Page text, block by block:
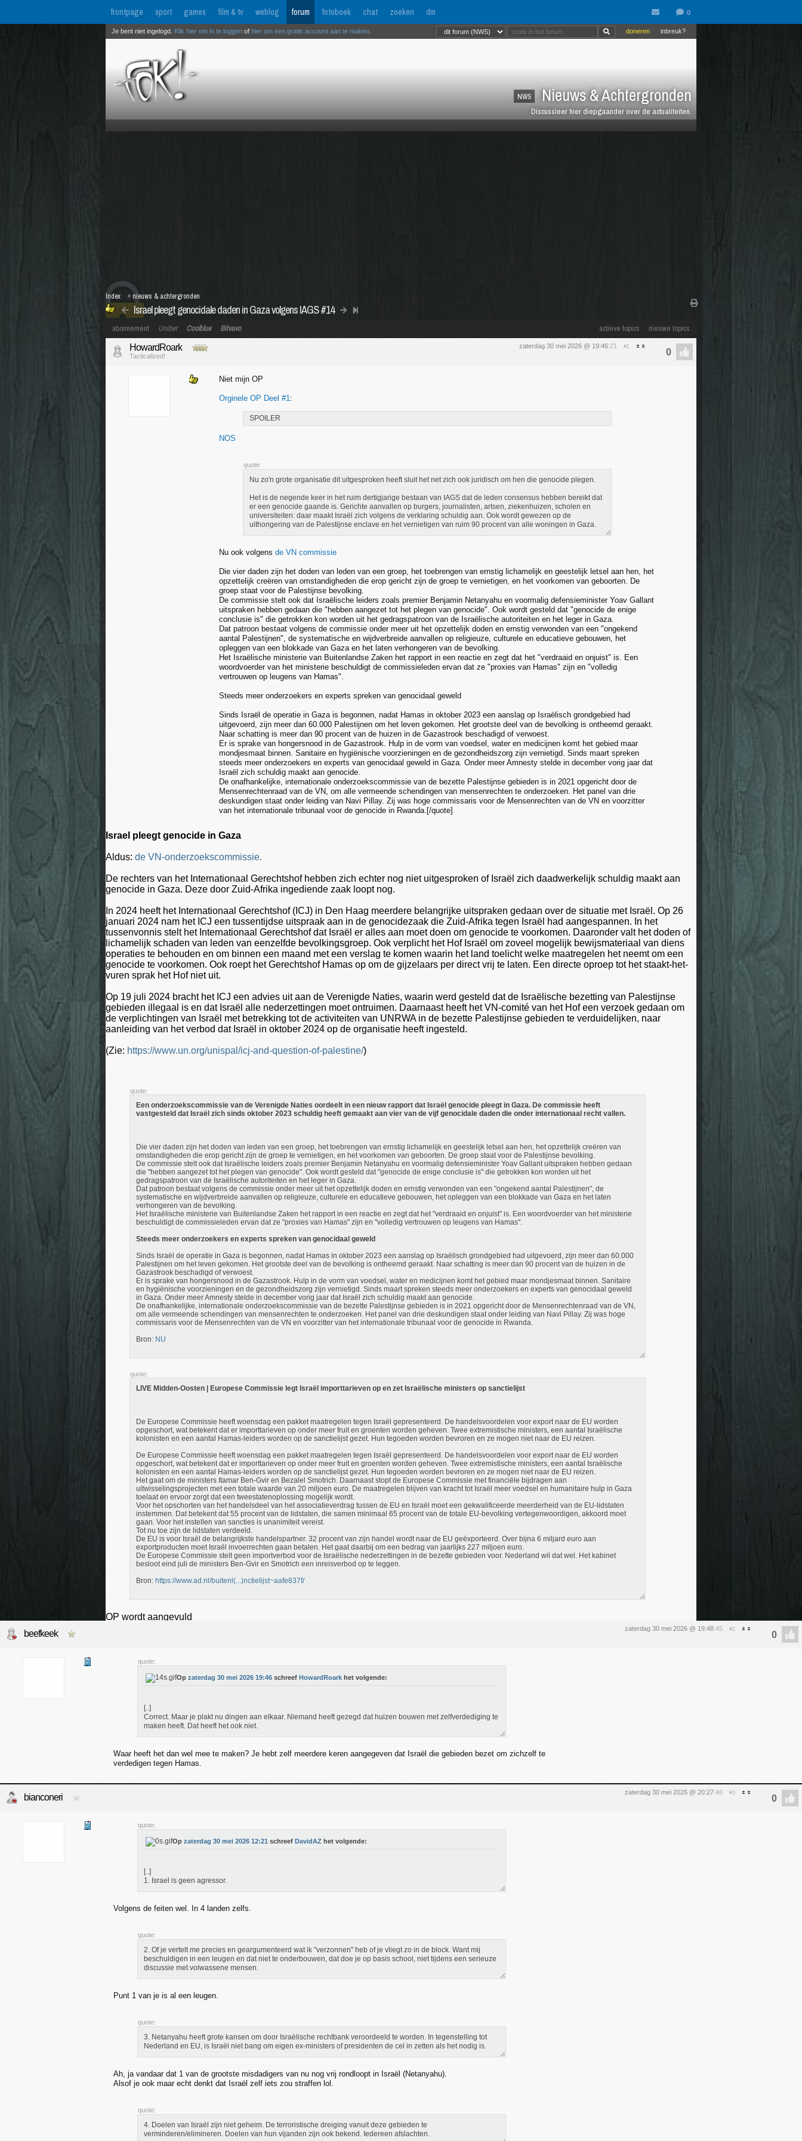
frontpage sport games film & tv weblog forum fotoboek chat zoeken dm
NWS Nieuws & Achtergronden
Discussieer hier diepgaander over de actualiteiten.
inbreuk?
doneren
Je bent niet ingelogd. Klik hier om in te loggen of hier om een gratis account aan te maken
Israel pleegt genocidale daden in Gaza volgens IAGS #14
Index » nieuws & achtergronden
actieve topics nieuwe topics
abonnement Unibet Coolblue Bitvavo
zaterdag 30 mei 2026 @ 19:46:21 #1
HowardRoark
Tacticalized!
Niet mijn OP
Orginele OP Deel #1:
SPOILER
NOS
quote:
Nu zo'n grote organisatie dit uitgesproken heeft sluit het net zich ook juridisch om hen die genocide plegen.
Het is de negende keer in het ruim dertigjarige bestaan van IAGS dat de leden consensus hebben bereikt dat
er een genocide gaande is. Gerichte aanvallen op burgers, journalisten, artsen, ziekenhuizen, scholen en
universiteiten: daar maakt Israël zich volgens de verklaring schuldig aan. Ook wordt gewezen op de
uithongering van de Palestijnse enclave en het vernietigen van ruim 90 procent van alle woningen in Gaza.
Nu ook volgens de VN commissie
Die vier daden zijn het doden van leden van een groep, het toebrengen van ernstig lichamelijk en geestelijk letsel aan hen, het
opzettelijk creëren van omstandigheden die erop gericht zijn de groep te vernietigen, en het voorkomen van geboorten. De
groep staat voor de Palestijnse bevolking.
De commissie stelt ook dat Israëlische leiders zoals premier Benjamin Netanyahu en voormalig defensieminister Yoav Gallant
uitspraken hebben gedaan die "hebben aangezet tot het plegen van genocide". Ook wordt gesteld dat "genocide de enige
conclusie is" die getrokken kon worden uit het gedragspatroon van de Israëlische autoriteiten en het leger in Gaza.
Dat patroon bestaat volgens de commissie onder meer uit het opzettelijk doden en ernstig verwonden van een "ongekend
aantal Palestijnen", de systematische en wijdverbreide aanvallen op religieuze, culturele en educatieve gebouwen, het
opleggen van een blokkade van Gaza en het laten verhongeren van de bevolking.
Het Israëlische ministerie van Buitenlandse Zaken het rapport in een reactie en zegt dat het "verdraaid en onjuist" is. Een
woordvoerder van het ministerie beschuldigt de commissieleden ervan dat ze "proxies van Hamas" zijn en "volledig
vertrouwen op leugens van Hamas".
Steeds meer onderzoekers en experts spreken van genocidaal geweld
Sinds Israël de operatie in Gaza is begonnen, nadat Hamas in oktober 2023 een aanslag op Israëlisch grondgebied had
uitgevoerd, zijn meer dan 60.000 Palestijnen om het leven gekomen. Het grootste deel van de bevolking is ontheemd geraakt.
Naar schatting is meer dan 90 procent van de huizen in de Gazastrook beschadigd of verwoest.
Er is sprake van hongersnood in de Gazastrook. Hulp in de vorm van voedsel, water en medicijnen komt het gebied maar
mondjesmaat binnen. Sanitaire en hygiënische voorzieningen en de gezondheidszorg zijn vernietigd. Sinds maart spreken
steeds meer onderzoekers en experts van genocidaal geweld in Gaza. Onder meer Amnesty stelde in december vorig jaar dat
Israël zich schuldig maakt aan genocide.
De onafhankelijke, internationale onderzoekscommissie van de bezette Palestijnse gebieden is in 2021 opgericht door de
Mensenrechtenraad van de VN, om alle vermeende schendingen van mensenrechten te onderzoeken. Het panel van drie
deskundigen staat onder leiding van Navi Pillay. Zij was hoge commissaris voor de Mensenrechten van de VN en voorzitter
van het internationale tribunaal voor de genocide in Rwanda.[/quote]
Israel pleegt genocide in Gaza
Aldus: de VN-onderzoekscommissie.
De rechters van het Internationaal Gerechtshof hebben zich echter nog niet uitgesproken of Israël zich daadwerkelijk schuldig maakt aan
genocide in Gaza. Deze door Zuid-Afrika ingediende zaak loopt nog.
In 2024 heeft het Internationaal Gerechtshof (ICJ) in Den Haag meerdere belangrijke uitspraken gedaan over de situatie met Israël. Op 26
januari 2024 nam het ICJ een tussentijdse uitspraak aan in de genocidezaak die Zuid-Afrika tegen Israël had aangespannen. In het
tussenvonnis stelt het Internationaal Gerechtshof dat Israël er alles aan moet doen om genocide te voorkomen. Daaronder valt het doden of
lichamelijk schaden van leden van eenzelfde bevolkingsgroep. Ook verplicht het Hof Israël om zoveel mogelijk bewijsmateriaal van diens
operaties te behouden en om binnen een maand met een verslag te komen waarin het land toelicht welke maatregelen het neemt om een
genocide te voorkomen. Ook roept het Gerechtshof Hamas op om de gijzelaars per direct vrij te laten. Een directe oproep tot het staakt-het-
vuren sprak het Hof niet uit.
Op 19 juli 2024 bracht het ICJ een advies uit aan de Verenigde Naties, waarin werd gesteld dat de Israëlische bezetting van Palestijnse
gebieden illegaal is en dat Israël alle nederzettingen moet ontruimen. Daarnaast heeft het VN-comité van het Hof een verzoek gedaan om
de verplichtingen van Israël met betrekking tot de activiteiten van UNRWA in de bezette Palestijnse gebieden te verduidelijken, naar
aanleiding van het verbod dat Israël in oktober 2024 op de organisatie heeft ingesteld.
(Zie: https://www.un.org/unispal/icj-and-question-of-palestine/)
quote:
Een onderzoekscommissie van de Verenigde Naties oordeelt in een nieuw rapport dat Israël genocide pleegt in Gaza. De commissie heeft
vastgesteld dat Israël zich sinds oktober 2023 schuldig heeft gemaakt aan vier van de vijf genocidale daden die onder internationaal recht vallen.
Die vier daden zijn het doden van leden van een groep, het toebrengen van ernstig lichamelijk en geestelijk letsel aan hen, het opzettelijk creëren van
omstandigheden die erop gericht zijn de groep te vernietigen, en het voorkomen van geboorten. De groep staat voor de Palestijnse bevolking.
De commissie stelt ook dat Israëlische leiders zoals premier Benjamin Netanyahu en voormalig defensieminister Yoav Gallant uitspraken hebben gedaan
die "hebben aangezet tot het plegen van genocide". Ook wordt gesteld dat "genocide de enige conclusie is" die getrokken kon worden uit het
gedragspatroon van de Israëlische autoriteiten en het leger in Gaza.
Dat patroon bestaat volgens de commissie onder meer uit het opzettelijk doden en ernstig verwonden van een "ongekend aantal Palestijnen", de
systematische en wijdverbreide aanvallen op religieuze, culturele en educatieve gebouwen, het opleggen van een blokkade van Gaza en het laten
verhongeren van de bevolking.
Het Israëlische ministerie van Buitenlandse Zaken het rapport in een reactie en zegt dat het "verdraaid en onjuist" is. Een woordvoerder van het ministerie
beschuldigt de commissieleden ervan dat ze "proxies van Hamas" zijn en "volledig vertrouwen op leugens van Hamas".
Steeds meer onderzoekers en experts spreken van genocidaal geweld
Sinds Israël de operatie in Gaza is begonnen, nadat Hamas in oktober 2023 een aanslag op Israëlisch grondgebied had uitgevoerd, zijn meer dan 60.000
Palestijnen om het leven gekomen. Het grootste deel van de bevolking is ontheemd geraakt. Naar schatting is meer dan 90 procent van de huizen in de
Gazastrook beschadigd of verwoest.
Er is sprake van hongersnood in de Gazastrook. Hulp in de vorm van voedsel, water en medicijnen komt het gebied maar mondjesmaat binnen. Sanitaire
en hygiënische voorzieningen en de gezondheidszorg zijn vernietigd. Sinds maart spreken steeds meer onderzoekers en experts van genocidaal geweld
in Gaza. Onder meer Amnesty stelde in december vorig jaar dat Israël zich schuldig maakt aan genocide.
De onafhankelijke, internationale onderzoekscommissie van de bezette Palestijnse gebieden is in 2021 opgericht door de Mensenrechtenraad van de VN,
om alle vermeende schendingen van mensenrechten te onderzoeken. Het panel van drie deskundigen staat onder leiding van Navi Pillay. Zij was hoge
commissaris voor de Mensenrechten van de VN en voorzitter van het internationale tribunaal voor de genocide in Rwanda.
Bron: NU
quote:
LIVE Midden-Oosten | Europese Commissie legt Israël importtarieven op en zet Israëlische ministers op sanctielijst
De Europese Commissie heeft woensdag een pakket maatregelen tegen Israël gepresenteerd. De handelsvoordelen voor export naar de EU worden
opgeschort, wat betekent dat er importtarieven op onder meer fruit en groenten worden geheven. Twee extremistische ministers, een aantal Israëlische
kolonisten en een aantal Hamas-leiders worden op de sanctielijst gezet. Hun tegoeden worden bevroren en ze mogen niet naar de EU reizen.
De Europese Commissie heeft woensdag een pakket maatregelen tegen Israël gepresenteerd. De handelsvoordelen voor export naar de EU worden
opgeschort, wat betekent dat er importtarieven op onder meer fruit en groenten worden geheven. Twee extremistische ministers, een aantal Israëlische
kolonisten en een aantal Hamas-leiders worden op de sanctielijst gezet. Hun tegoeden worden bevroren en ze mogen niet naar de EU reizen.
Het gaat om de ministers Itamar Ben-Gvir en Bezalel Smotrich. Daarnaast stopt de Europese Commissie met financiële bijdragen aan
uitwisselingsprojecten met een totale waarde van 20 miljoen euro. De maatregelen blijven van kracht tot Israël meer voedsel en humanitaire hulp in Gaza
toelaat en ervoor zorgt dat een tweestatenoplossing mogelijk wordt.
Voor het opschorten van het handelsdeel van het associatieverdrag tussen de EU en Israël moet een gekwalificeerde meerderheid van de EU-lidstaten
instemmen. Dat betekent dat 55 procent van de lidstaten, die samen minimaal 65 procent van de totale EU-bevolking vertegenwoordigen, akkoord moet
gaan. Voor het instellen van sancties is unanimiteit vereist.
Tot nu toe zijn de lidstaten verdeeld.
De EU is voor Israël de belangrijkste handelspartner. 32 procent van zijn handel wordt naar de EU geëxporteerd. Over bijna 6 miljard euro aan
exportproducten moet Israël invoerrechten gaan betalen. Het gaat daarbij om een bedrag van jaarlijks 227 miljoen euro.
De Europese Commissie stelt geen importverbod voor de Israëlische nederzettingen in de bezette gebieden voor. Nederland wil dat wel. Het kabinet
besloot eind juli de ministers Ben-Gvir en Smotrich een inreisverbod op te leggen.
Bron: https://www.ad.nl/buitenl(...)nctielijst~aafe837f/
OP wordt aangevuld
'I moved to Peru and shaved half my head and wrote for Teen Vogue. If I can come back from the depths of leftism, trust me, anyone can.' - Gina Floriozaterdag 30 mei 2026 @ 19:48:45 #2
beefkeek
quote:
Op zaterdag 30 mei 2026 19:46 schreef HowardRoark het volgende:
[..]
Correct. Maar je plakt nu dingen aan elkaar. Niemand heeft gezegd dat huizen bouwen met zelfverdediging te
maken heeft. Dat heeft het ook niet.
Waar heeft het dan wel mee te maken? Je hebt zelf meerdere keren aangegeven dat Israël die gebieden bezet om zichzelf te
verdedigen tegen Hamas.
zaterdag 30 mei 2026 @ 20:27:46 #3
bianconeri
quote:
Op zaterdag 30 mei 2026 12:21 schreef DavidAZ het volgende:
[..]
1. Israel is geen agressor.
Volgens de feiten wel. In 4 landen zelfs.
quote:
2. Of je vertelt me precies en geargumenteerd wat ik "verzonnen" heb of je vliegt zo in de block. Want mij
beschuldigen in een leugen en dat niet te onderbouwen, dat doe je op basis school, niet tijdens een serieuze
discussie met volwassene mensen.
Punt 1 van je is al een leugen.
quote:
3. Netanyahu heeft grote kansen om door Israëlische rechtbank veroordeeld te worden. In tegenstelling tot
Nederland en EU, is Israël niet bang om eigen ex-ministers of presidenten de cel in zetten als het nodig is.
Ah, ja vandaar dat 1 van de grootste misdadigers van nu nog vrij rondloopt in Israël (Netanyahu).
Alsof je ook maar echt denkt dat Israël zelf iets zou straffen lol.
quote:
4. Doelen van Israël zijn niet geheim. De terroristische dreiging vanuit deze gebieden te
verminderen/elimineren. Doelen van hun vijanden zijn ook bekend. Iedereen afslachten.